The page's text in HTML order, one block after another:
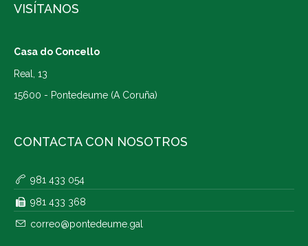
VISÍTANOS
Casa do Concello
Real, 13
15600 - Pontedeume (A Coruña)
CONTACTA CON NOSOTROS
981 433 054
981 433 368
correo@pontedeume.gal